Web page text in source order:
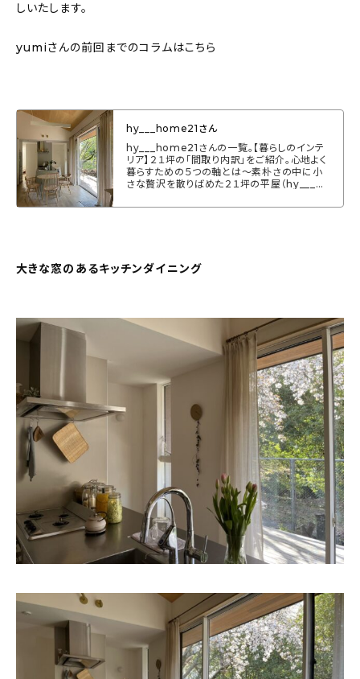
お問い合わせ
しいたします。
yumiさんの前回までのコラムはこちら
hy___home21さん
hy___home21さんの一覧。【暮らしのインテ
リア】２１坪の「間取り内訳」をご紹介。心地よく
暮らすための５つの軸とは〜素朴さの中に小
さな贅沢を散りばめた２１坪の平屋（hy___ho
りがとうございます。「暮らしのインテリア」では
アパートなどそれぞれ暮らしの中にインテリア
大きな窓のあるキッチンダイニング